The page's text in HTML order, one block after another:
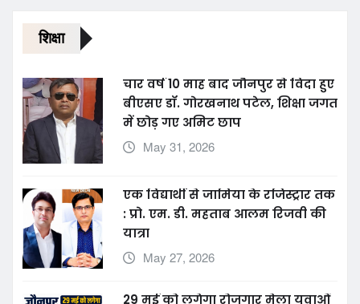
शिक्षा
चार वर्ष 10 माह बाद जौनपुर से विदा हुए
बीएसए डॉ. गोरखनाथ पटेल, शिक्षा जगत
में छोड़ गए अमिट छाप
एक विद्यार्थी से जामिया के रजिस्ट्रार तक
: प्रो. एम. डी. महताब आलम रिजवी की
यात्रा